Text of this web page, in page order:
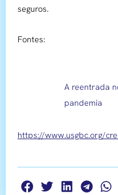
seguros.
Fontes:
A reentrada
pandemia
https://www.usgbc.org/